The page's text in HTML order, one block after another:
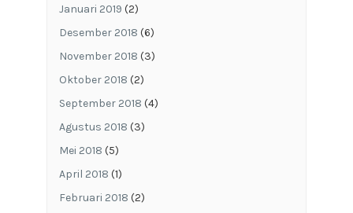
Januari 2019 (2)
Desember 2018 (6)
November 2018 (3)
Oktober 2018 (2)
September 2018 (4)
Agustus 2018 (3)
Mei 2018 (5)
April 2018 (1)
Februari 2018 (2)